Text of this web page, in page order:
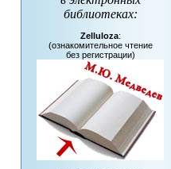
библиотеках:
Zelluloza:
(ознакомительное чтение
без регистрации)